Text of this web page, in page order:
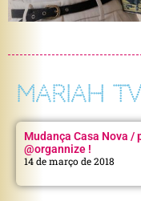
MARIAH
Mudança Casa Nova /
@organnize !
14 de março de 2018